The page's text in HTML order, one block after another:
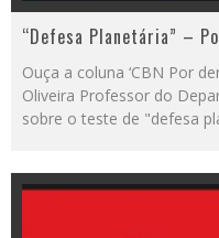
“Defesa Planetária” –
Ouça a coluna ‘CBN Por
Oliveira Professor do
sobre o teste de "defesa